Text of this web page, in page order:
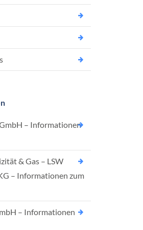
– Informationen
& Gas – LSW
– Informationen zum
– Informationen